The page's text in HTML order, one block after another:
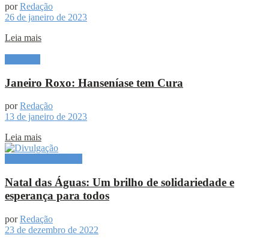
por Redação
26 de janeiro de 2023
Leia mais
Janeiro Roxo: Hanseníase tem Cura
por Redação
13 de janeiro de 2023
Leia mais
Natal das Águas: Um brilho de solidariedade e
esperança para todos
por Redação
23 de dezembro de 2022